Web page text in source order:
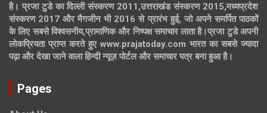
है। प्रजा टुडे का दिल्ली संस्करण 2011,उत्तराखंड संस्करण 2015,मध्यप्रदेश
संस्करण 2017 और मैगजीन भी 2016 से प्रारंभ हुई, जो अपने समर्पित पाठकों
के लिए सबसे विश्वसनीय,प्रामाणिक और निष्पक्ष समाचार लाता है।प्रजा टुडे अपनी
लोकप्रियता प्राप्त करते हुए www.prajatoday.com भारत का सबसे ज्यादा
पढ़ा और देखा जाने वाला हिन्दी न्यूज़ पोर्टल और समाचार पत्र बना हुआ है।
Pages